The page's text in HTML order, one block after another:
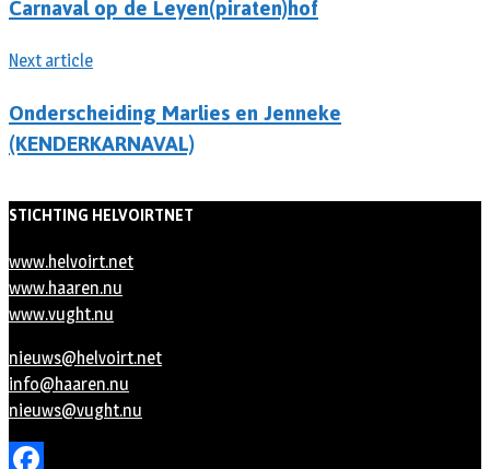
Carnaval op de Leyen(piraten)hof
Next article
Onderscheiding Marlies en Jenneke
(KENDERKARNAVAL)
STICHTING HELVOIRTNET
www.helvoirt.net
www.haaren.nu
www.vught.nu
nieuws@helvoirt.net
info@haaren.nu
nieuws@vught.nu